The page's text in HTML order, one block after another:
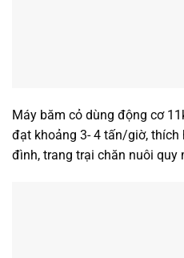
Máy băm cỏ dùng động cơ
đạt khoảng 3- 4 tấn/giờ,
đình, trang trại chăn nuôi quy